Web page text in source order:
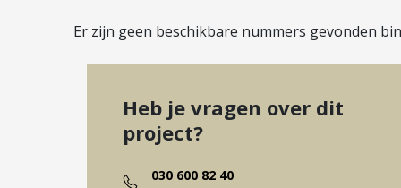
jaar door.
Er zijn geen beschikbare nummers gevonden
Heb je vragen over dit
project?
030 600 82 40